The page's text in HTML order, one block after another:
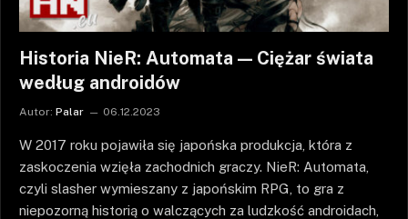
Historia NieR: Automata — Ciężar świata
według androidów
Autor: Palar 06.12.2023
W 2017 roku pojawiła się japońska produkcja, która z
zaskoczenia wzięła zachodnich graczy. NieR: Automata,
czyli slasher wymieszany z japońskim RPG, to gra z
niepozorną historią o walczących za ludzkość androidach,